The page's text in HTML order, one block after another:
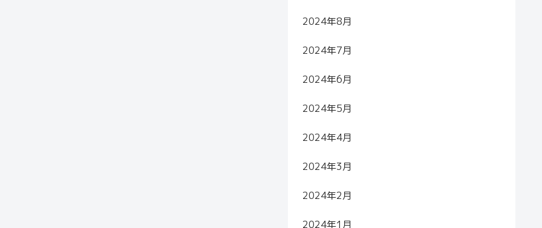
2024年8月
2024年7月
2024年6月
2024年5月
2024年4月
2024年3月
2024年2月
2024年1月